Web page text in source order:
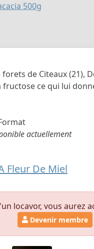
500g
de Citeaux (21),
ce qui lui
actuellement
Fleur De Miel
locavor, vous aurez
Devenir membre